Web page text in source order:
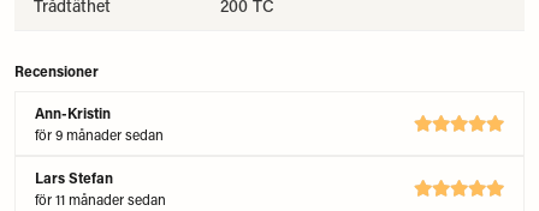
Trådtäthet 200 TC
Recensioner
Ann-Kristin
för 9 månader sedan
Lars Stefan
för 11 månader sedan